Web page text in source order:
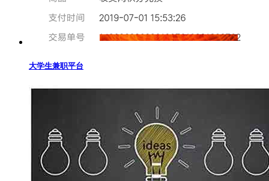
大学生兼职平台